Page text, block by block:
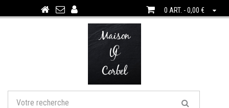
0 ART. - 0,00 €